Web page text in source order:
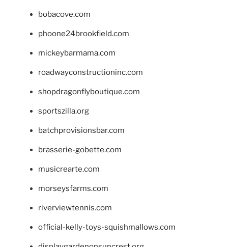
bobacove.com
phoone24brookfield.com
mickeybarmama.com
roadwayconstructioninc.com
shopdragonflyboutique.com
sportszilla.org
batchprovisionsbar.com
brasserie-gobette.com
musicrearte.com
morseysfarms.com
riverviewtennis.com
official-kelly-toys-squishmallows.com